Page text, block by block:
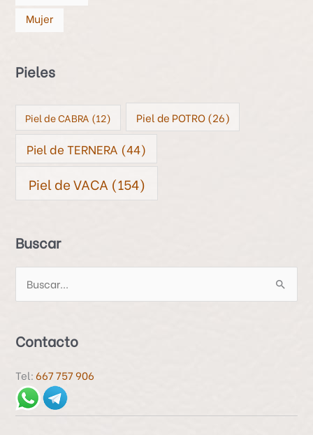
Mujer
Pieles
Piel de CABRA (12) Piel de POTRO(26)
Piel de TERNERA (44)
Piel de VACA (154)
Buscar
c
r
p
Contacto
Tel:667 757 906